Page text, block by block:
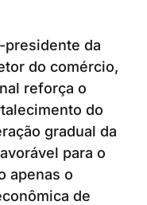
presidente da
do comércio,
reforça o
do
gradual da
para o
apenas o
de